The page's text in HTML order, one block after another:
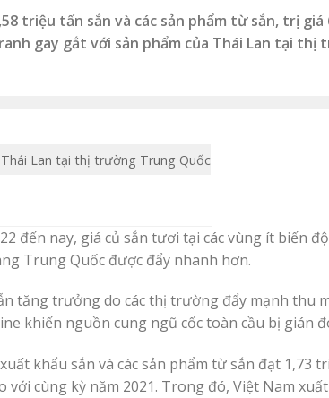
triệu tấn sắn và các sản phẩm từ sắn, trị giá
gay gắt với sản phẩm của Thái Lan tại
đến nay, giá củ sắn tươi tại các vùng ít biến
Trung Quốc được đẩy nhanh hơn.
tăng trưởng do các thị trường đẩy mạnh thu
khiến nguồn cung ngũ cốc toàn cầu bị gián
khẩu sắn và các sản phẩm từ sắn đạt 1,73
với cùng kỳ năm 2021. Trong đó, Việt Nam